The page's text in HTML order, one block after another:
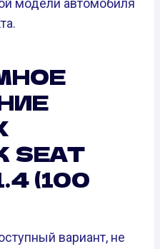
модели автомобиля
(100
вариант, не